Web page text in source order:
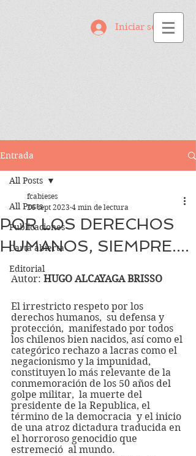
Iniciar sesión
Entrada
All Posts
Publicaciones
Carta abierta
Editorial
All Posts
POR LOS DERECHOS
HUMANOS, SIEMPRE....
fcabieses
26 sept 2023 4 min de lectura
Autor: HUGO ALCAYAGA BRISSO
El irrestricto respeto por los
derechos humanos,  su defensa y
protección,  manifestado por todos
los chilenos bien nacidos, así como el
categórico rechazo a lacras como el
negacionismo y la impunidad,
constituyen lo más relevante de la
conmemoración de los 50 años del
golpe militar,  la muerte del
presidente de la Republica, el
término de la democracia  y el inicio
de una atroz dictadura traducida en
el horroroso genocidio que
estremeció  al mundo.